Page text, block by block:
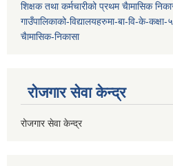
शिक्षक तथा कर्मचारीको प्रथम च‌ैामासिक
गाउँपालिकाको-विद्यालयहरुमा-बा-वि-के-
चैामासिक-निकासा
रोजगार सेवा केन्द्र
रोजगार सेवा केन्द्र